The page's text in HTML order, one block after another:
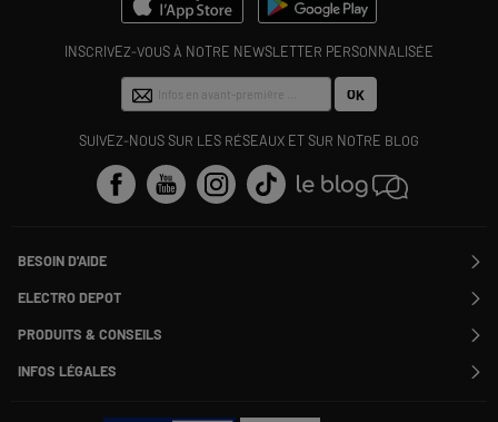
INSCRIVEZ-VOUS À NOTRE NEWSLETTER PERSONNALISÉE
OK
SUIVEZ-NOUS SUR LES RÉSEAUX ET SUR NOTRE BLOG
BESOIN D'AIDE
Suivre ma commande
Modifier ou annuler ma commande
SAV
Payer en plusieurs fois
ELECTRO DEPOT
Rejoignez-nous !
PRODUITS & CONSEILS
Nos marques
Les avis du site
INFOS LÉGALES